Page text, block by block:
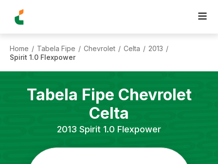
Home / Tabela Fipe / Chevrolet / Celta / 2013 /
Spirit 1.0 Flexpower
Tabela Fipe Chevrolet
Celta
2013 Spirit 1.0 Flexpower